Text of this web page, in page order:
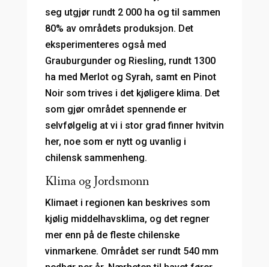
seg utgjør rundt 2 000 ha og til sammen
80% av områdets produksjon. Det
eksperimenteres også med
Grauburgunder og Riesling, rundt 1300
ha med Merlot og Syrah, samt en Pinot
Noir som trives i det kjøligere klima. Det
som gjør området spennende er
selvfølgelig at vi i stor grad finner hvitvin
her, noe som er nytt og uvanlig i
chilensk sammenheng.
Klima og Jordsmonn
Klimaet i regionen kan beskrives som
kjølig middelhavsklima, og det regner
mer enn på de fleste chilenske
vinmarkene. Området ser rundt 540 mm